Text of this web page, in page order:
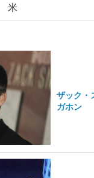
米
ザック・
ガホン